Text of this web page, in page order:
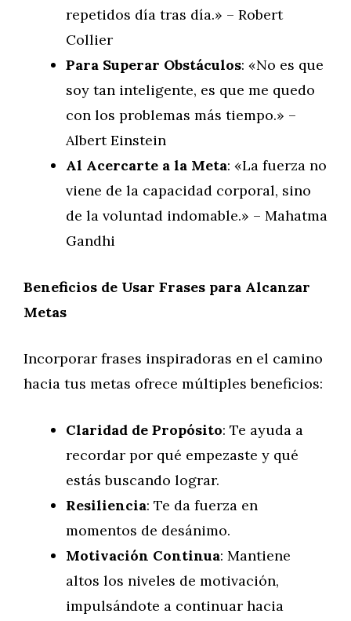
repetidos día tras día.» – Robert
Collier
Para Superar Obstáculos: «No es que
soy tan inteligente, es que me quedo
con los problemas más tiempo.» –
Albert Einstein
Al Acercarte a la Meta: «La fuerza no
viene de la capacidad corporal, sino
de la voluntad indomable.» – Mahatma
Gandhi
Beneficios de Usar Frases para Alcanzar
Metas
Incorporar frases inspiradoras en el camino
hacia tus metas ofrece múltiples beneficios:
Claridad de Propósito: Te ayuda a
recordar por qué empezaste y qué
estás buscando lograr.
Resiliencia: Te da fuerza en
momentos de desánimo.
Motivación Continua: Mantiene
altos los niveles de motivación,
impulsándote a continuar hacia